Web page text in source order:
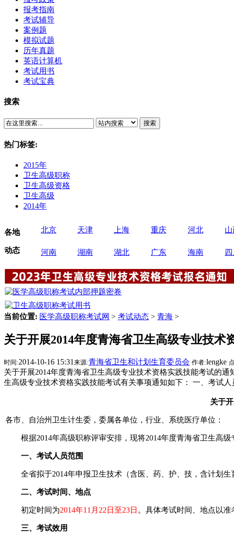
报考指南
考试辅导
案例题
模拟试题
历年真题
英语计算机
考试用书
考试宝典
搜索
搜索
热门标签:
2015年
卫生高级职称
卫生高级资格
卫生高级
2014年
各地
动态
北京 天津 上海 重庆 河北
河南 湖南 湖北 广东 海南 四
当前位置: 医学高级职称考试网 > 考试动态 > 青海 >
关于开展2014年度青海省卫生高级专业技术
时间:2014-10-16 15:31 来源:青海省卫生和计划生育委员会 作者:lengke
关于开展2014年度青海省卫生高级专业技术资格实践技能考试的
生高级专业技术资格实践技能考试有关事项通知如下： 一、考试人
关于
各市、自治州卫生计生委，委属各单位，行业、系统医疗单位：
根据2014年高级职称评审安排，现将2014年度青海省卫生高级
一、考试人员范围
全省拟于2014年申报卫生技术（含医、药、护、技，含计划生
二、考试时间、地点
初定时间为2014年11月22日至23日 。具体考试时间、地点以准
三、考试效用